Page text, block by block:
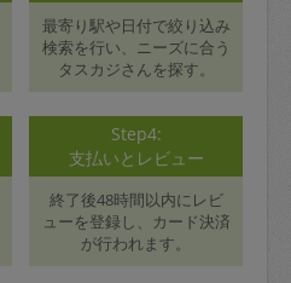
最寄り駅や日付で絞り込み
検索を行い、ニーズに合う
タスカジさんを探す。
Step4:
支払いとレビュー
終了後48時間以内にレビ
ューを登録し、カード決済
が行われます。